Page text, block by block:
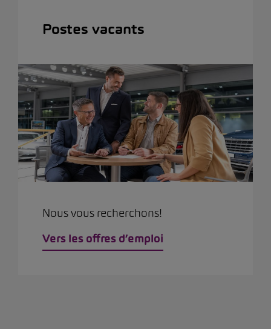
Postes vacants
Nous vous recherchons!
Vers les offres d’emploi